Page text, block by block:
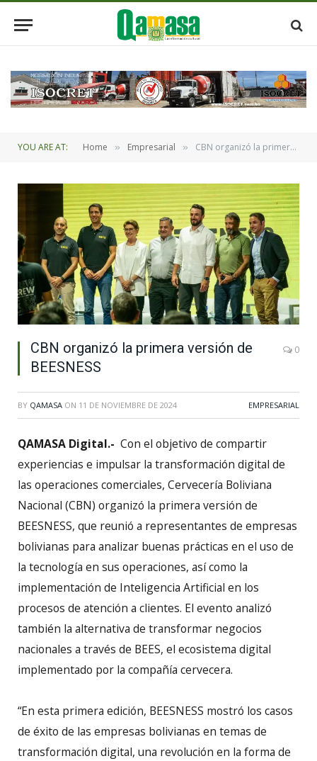
YOU ARE AT: Home » Empresarial » CBN organizó la primera versión de BEESNESS
CBN organizó la primera versión de
BEESNESS
0
BY QAMASA ON 11 DE NOVIEMBRE DE 2024 EMPRESARIAL
QAMASA Digital.- Con el objetivo de compartir
experiencias e impulsar la transformación digital de
las operaciones comerciales, Cervecería Boliviana
Nacional (CBN) organizó la primera versión de
BEESNESS, que reunió a representantes de empresas
bolivianas para analizar buenas prácticas en el uso de
la tecnología en sus operaciones, así como la
implementación de Inteligencia Artificial en los
procesos de atención a clientes. El evento analizó
también la alternativa de transformar negocios
nacionales a través de BEES, el ecosistema digital
implementado por la compañía cervecera.
“En esta primera edición, BEESNESS mostró los casos
de éxito de las empresas bolivianas en temas de
transformación digital, una revolución en la forma de